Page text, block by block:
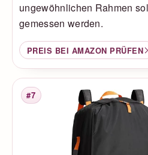
ungewöhnlichen Rahmen
gemessen werden.
PREIS BEI AMAZON PRÜFEN
Platzierung
#7